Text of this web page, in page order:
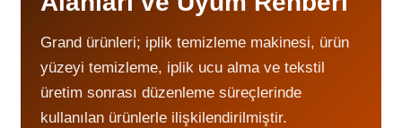
Grand ürünleri; iplik temizleme makinesi, ürün
yüzeyi temizleme, iplik ucu alma ve tekstil
üretim sonrası düzenleme süreçlerinde
kullanılan ürünlerle ilişkilendirilmiştir.